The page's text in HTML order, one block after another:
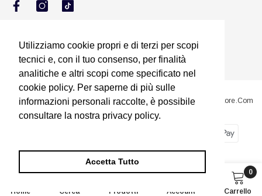
Utilizziamo cookie propri e di terzi per scopi
tecnici e, con il tuo consenso, per finalità
analitiche e altri scopi come specificato nel
cookie policy. Per saperne di più sulle
informazioni personali raccolte, è possibile
consultare la nostra privacy policy.
Accetta Tutto
Utilizziamo cookie propri e di terzi per scopi
tecnici e, con il tuo consenso, per finalità
analitiche e altri scopi come specificato nel
cookie policy. Per saperne di più sulle
informazioni personali raccolte, è possibile
consultare la nostra privacy policy.
Accetta Tutto
@2023 Sito Proprietà Di Squillario Jessica Titolare Di ShopponiStore.com
Home Cerca Prodotti Account Carrello
0